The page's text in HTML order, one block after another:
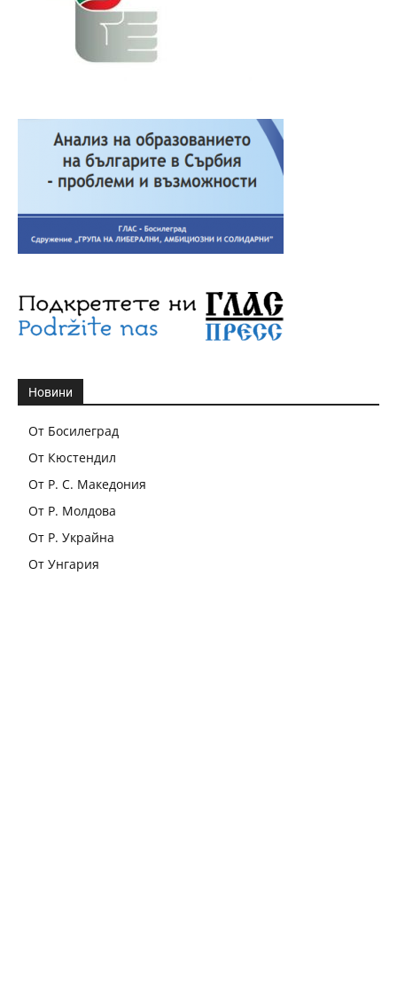
Новини
От Босилеград
От Кюстендил
От Р. С. Македония
От Р. Молдова
От Р. Украйна
От Унгария